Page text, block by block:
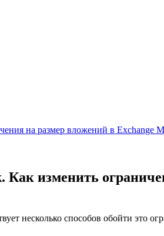
на размер вложений в Exchange
изменить
несколько способов обойти это